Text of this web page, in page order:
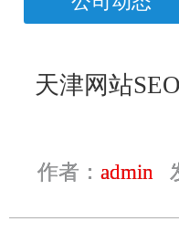
天津网站
作者： admin